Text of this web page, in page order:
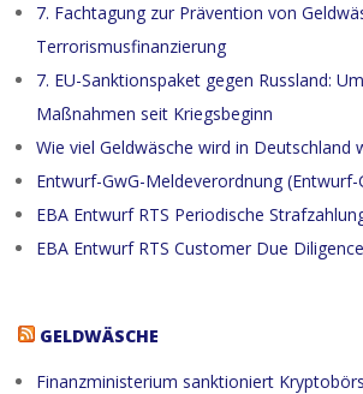
7. Fachtagung zur Prävention von
Terrorismusfinanzierung
7. EU-Sanktionspaket gegen Russland:
Maßnahmen seit Kriegsbeginn
Wie viel Geldwäsche wird in Deutschland
Entwurf-GwG-Meldeverordnung (Entwurf-
EBA Entwurf RTS Periodische
EBA Entwurf RTS Customer Due Diligence
GELDWÄSCHE
Finanzministerium sanktioniert